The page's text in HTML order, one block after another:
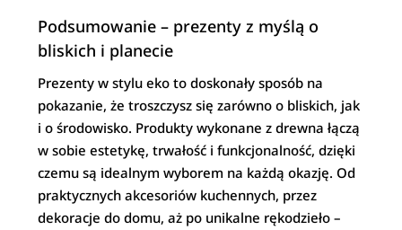
Podsumowanie – prezenty z myślą o
bliskich i planecie
Prezenty w stylu eko to doskonały sposób na
pokazanie, że troszczysz się zarówno o bliskich, jak
i o środowisko. Produkty wykonane z drewna łączą
w sobie estetykę, trwałość i funkcjonalność, dzięki
czemu są idealnym wyborem na każdą okazję. Od
praktycznych akcesoriów kuchennych, przez
dekoracje do domu, aż po unikalne rękodzieło –